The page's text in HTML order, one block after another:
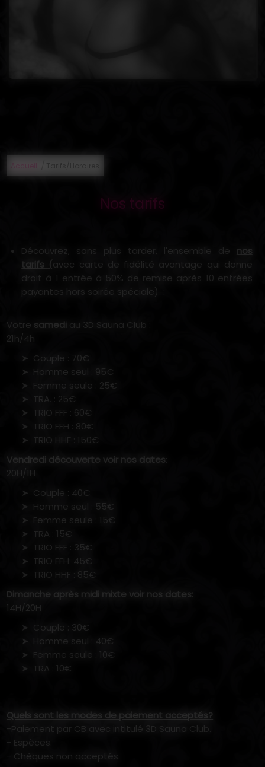
Nos tarifs
Découvrez, sans plus tarder, l'ensemble de nos
tarifs (avec carte de fidélité avantage qui donne
droit à 1 entrée à 50% de remise après 10 entrées
payantes hors soirée spéciale) :
Votre samedi au 3D Sauna Club :
21h/4h
Couple : 70€
Homme seul : 95€
Femme seule : 25€
TRA. : 25€
TRIO FFF : 60€
TRIO FFH : 80€
TRIO HHF : 150€
Vendredi découverte voir nos dates:
20H/1H
Couple : 40€
Homme seul : 55€
Femme seule : 15€
TRA : 15€
TRIO FFF : 35€
TRIO FFH: 45€
TRIO HHF : 85€
Dimanche après midi mixte voir nos dates:
14H/20H
Couple : 30€
Homme seul : 40€
Femme seule : 10€
TRA : 10€
Quels sont les modes de paiement acceptés?
-Paiement par CB avec intitulé 3D Sauna Club.
- Espèces.
- Chèques non acceptés.